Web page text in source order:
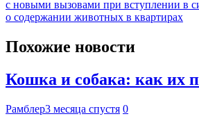
с новыми вызовами при вступлении в
о содержании животных в квартирах
Похожие новости
Кошка и собака: как их
Рамблер3 месяца спустя 0